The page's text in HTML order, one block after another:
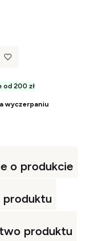
od 200 zł
wyczerpaniu
o produkcie
produktu